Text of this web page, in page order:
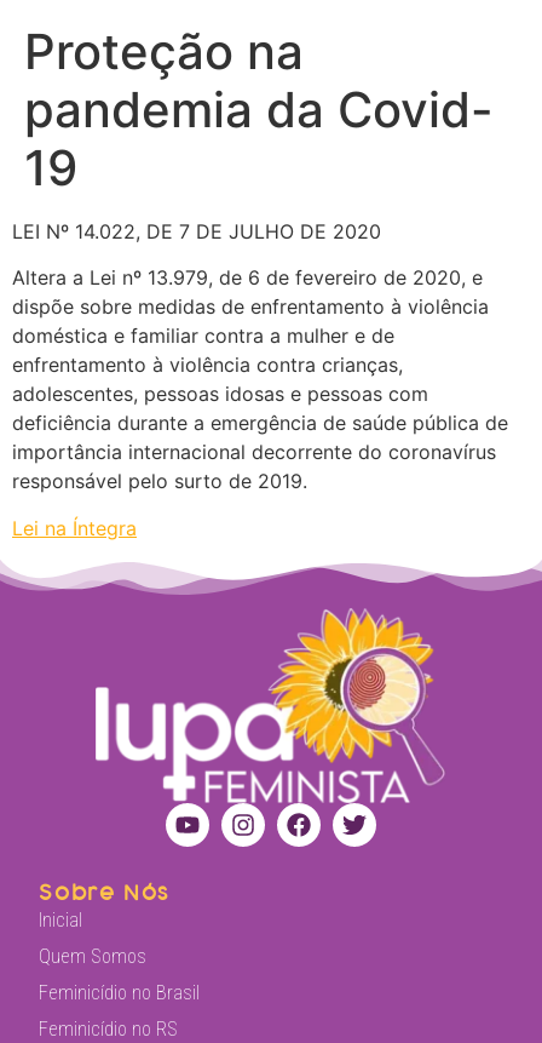
Proteção na
pandemia da Covid-
19
LEI Nº 14.022, DE 7 DE JULHO DE 2020
Altera a Lei nº 13.979, de 6 de fevereiro de 2020, e
dispõe sobre medidas de enfrentamento à violência
doméstica e familiar contra a mulher e de
enfrentamento à violência contra crianças,
adolescentes, pessoas idosas e pessoas com
deficiência durante a emergência de saúde pública de
importância internacional decorrente do coronavírus
responsável pelo surto de 2019.
Lei na Íntegra
Sobre Nós
Inicial
Quem Somos
Feminicídio no Brasil
Feminicídio no RS